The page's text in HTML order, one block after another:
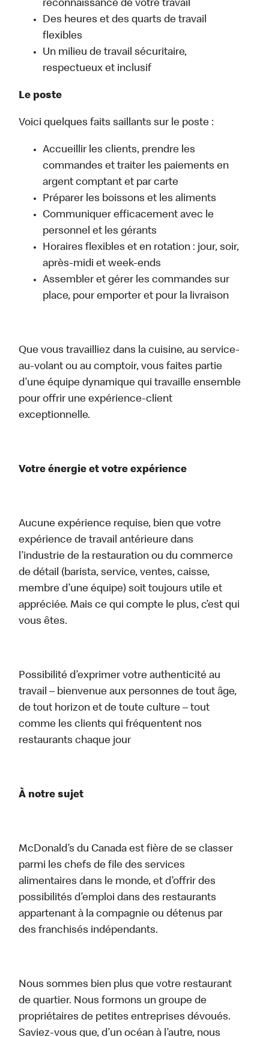
reconnaissance de votre travail
Des heures et des quarts de travail
flexibles
Un milieu de travail sécuritaire,
respectueux et inclusif
Le poste
Voici quelques faits saillants sur le poste :
Accueillir les clients, prendre les
commandes et traiter les paiements en
argent comptant et par carte
Préparer les boissons et les aliments
Communiquer efficacement avec le
personnel et les gérants
Horaires flexibles et en rotation : jour, soir,
après-midi et week-ends
Assembler et gérer les commandes sur
place, pour emporter et pour la livraison
Que vous travailliez dans la cuisine, au service-
au-volant ou au comptoir, vous faites partie
d’une équipe dynamique qui travaille ensemble
pour offrir une expérience-client
exceptionnelle.
Votre énergie et votre expérience
Aucune expérience requise, bien que votre
expérience de travail antérieure dans
l’industrie de la restauration ou du commerce
de détail (barista, service, ventes, caisse,
membre d’une équipe) soit toujours utile et
appréciée. Mais ce qui compte le plus, c’est qui
vous êtes.
Possibilité d’exprimer votre authenticité au
travail – bienvenue aux personnes de tout âge,
de tout horizon et de toute culture – tout
comme les clients qui fréquentent nos
restaurants chaque jour
À notre sujet
McDonald’s du Canada est fière de se classer
parmi les chefs de file des services
alimentaires dans le monde, et d’offrir des
possibilités d’emploi dans des restaurants
appartenant à la compagnie ou détenus par
des franchisés indépendants.
Nous sommes bien plus que votre restaurant
de quartier. Nous formons un groupe de
propriétaires de petites entreprises dévoués.
Saviez-vous que, d’un océan à l’autre, nous